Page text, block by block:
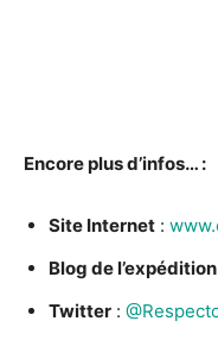
Encore plus d’infos… :
Site Internet :
Blog de l’expédition
Twitter :